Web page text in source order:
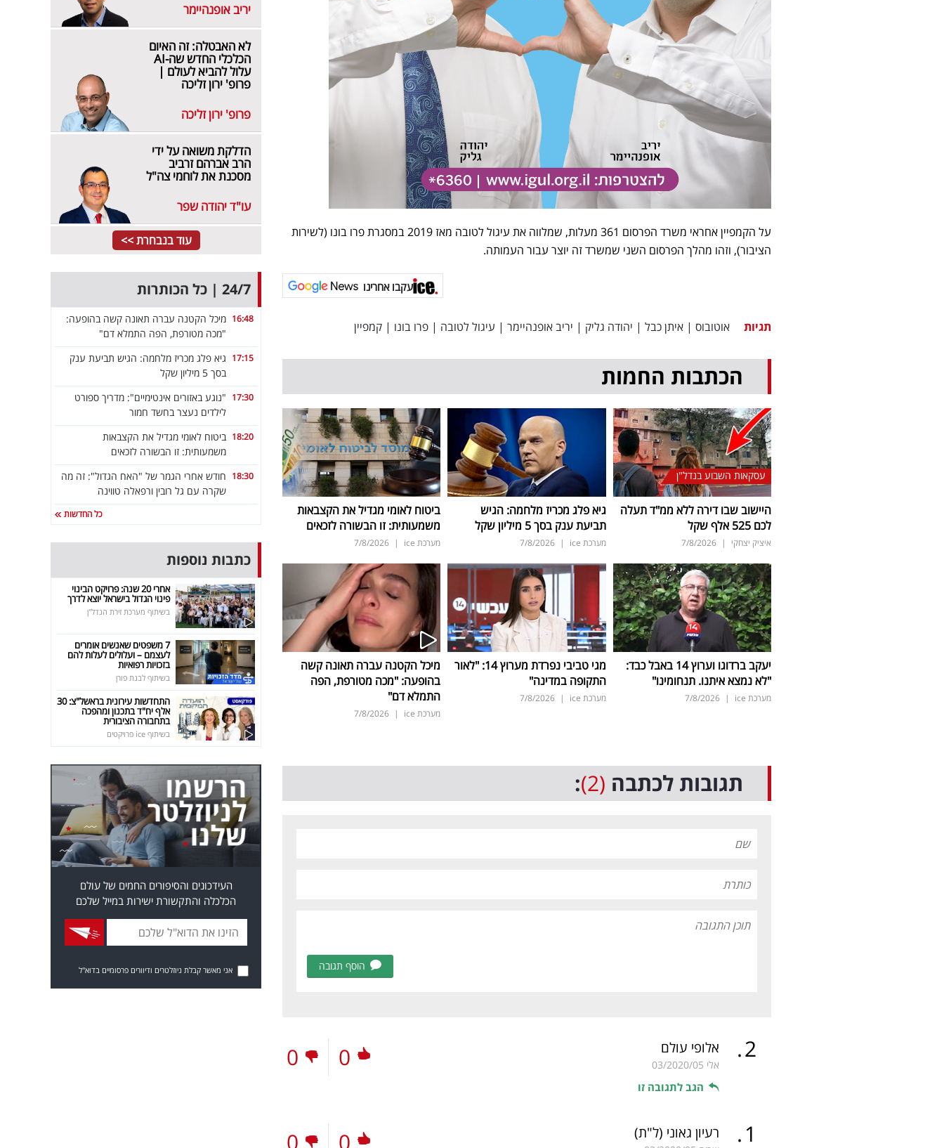
על הקמפיין אחראי משרד הפרסום 361 מעלות, שמלווה את עיגול לטובה מאז 2019 במסגרת פרו בונו (לשירות
הציבור), וזהו מהלך הפרסום השני שמשרד זה יוצר עבור העמותה.
עקבו אחרינו
תגיות אוטובוס | איתן כבל | יהודה גליק | יריב אופנהיימר | עיגול לטובה | פרו בונו | קמפיין
הכתבות החמות
עסקאות השבוע בנדל"ן
היישוב שבו דירה ללא ממ"ד תעלה
לכם 525 אלף שקל
איציק יצחקי |
7/8/2026
גיא פלג מכריז מלחמה: הגיש
תביעת ענק בסך 5 מיליון שקל
מערכת ice |
7/8/2026
ביטוח לאומי מגדיל את הקצבאות
משמעותית: זו הבשורה לזכאים
מערכת ice |
7/8/2026
יעקב ברדוגו וערוץ 14 באבל כבד:
"לא נמצא איתנו. תנחומינו"
מערכת ice |
7/8/2026
מגי טביבי נפרדת מערוץ 14: "לאור
התקופה במדינה"
מערכת ice |
7/8/2026
מיכל הקטנה עברה תאונה קשה
בהופעה: "מכה מטורפת, הפה
התמלא דם"
מערכת ice |
7/8/2026
תגובות לכתבה (2)
:
הוסף תגובה
2
. אלופי עולם
אלי 03/2020/05
הגב לתגובה זו
0
0
1
. רעיון גאוני (ל"ת) 0
0
יריב אופנהיימר
לא האבטלה: זה האיום
הכלכלי החדש שה-AI
עלול להביא לעולם |
פרופ' ירון זליכה
פרופ' ירון זליכה
הדלקת משואה על ידי
הרב אברהם זרביב
מסכנת את לוחמי צה"ל
עו"ד יהודה שפר
עוד בנבחרת >>
24/7 | כל הכותרות
16:48 מיכל הקטנה עברה תאונה קשה בהופעה:
"מכה מטורפת, הפה התמלא דם"
17:15 גיא פלג מכריז מלחמה: הגיש תביעת ענק
בסך 5 מיליון שקל
17:30 "נוגע באזורים אינטימיים": מדריך ספורט
לילדים נעצר בחשד חמור
18:20 ביטוח לאומי מגדיל את הקצבאות
משמעותית: זו הבשורה לזכאים
18:30 חודש אחרי הגמר של "האח הגדול": זה מה
שקרה עם גל רובין ורפאלה טווינה
כל החדשות
כתבות נוספות
אחרי 20 שנה: פרויקט הבינוי
פינוי הגדול בישראל יוצא לדרך
בשיתוף מערכת זירת הנדל"ן
7 משפטים שאנשים אומרים
לעצמם – ועלולים לעלות להם
בזכויות רפואיות
בשיתוף לבנת פורן
התחדשות עירונית בראשל"צ: 30
אלף יח"ד בתכנון ומהפכה
בתחבורה הציבורית
בשיתוף ice פרויקטים
העידכונים והסיפורים החמים של עולם
הכלכלה והתקשורת ישירות במייל שלכם
אני מאשר קבלת ניוזלטרים ודיוורים פרסומיים בדוא"ל